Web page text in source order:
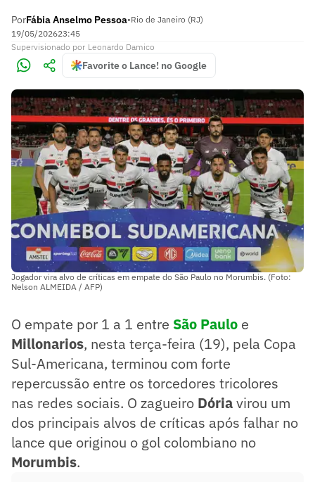
PorFábia Anselmo Pessoa•Rio de Janeiro (RJ)
19/05/202623:45
Supervisionado por Leonardo Damico
Favorite o Lance! no Google
Jogador vira alvo de críticas em empate do São Paulo no Morumbis. (Foto:
Nelson ALMEIDA / AFP)
O empate por 1 a 1 entre São Paulo e
Millonarios, nesta terça-feira (19), pela Copa
Sul-Americana, terminou com forte
repercussão entre os torcedores tricolores
nas redes sociais. O zagueiro Dóriavirou um
dos principais alvos de críticas após falhar no
lance que originou o gol colombiano no
Morumbis.